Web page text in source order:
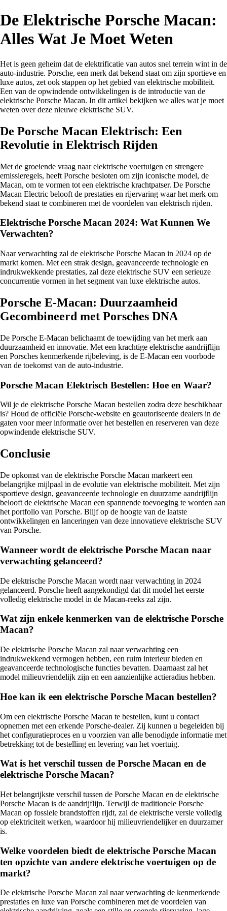
De Elektrische Porsche Macan:
Alles Wat Je Moet Weten
Het is geen geheim dat de elektrificatie van autos snel terrein wint in de
auto-industrie. Porsche, een merk dat bekend staat om zijn sportieve en
luxe autos, zet ook stappen op het gebied van elektrische mobiliteit.
Een van de opwindende ontwikkelingen is de introductie van de
elektrische Porsche Macan. In dit artikel bekijken we alles wat je moet
weten over deze nieuwe elektrische SUV.
De Porsche Macan Elektrisch: Een
Revolutie in Elektrisch Rijden
Met de groeiende vraag naar elektrische voertuigen en strengere
emissieregels, heeft Porsche besloten om zijn iconische model, de
Macan, om te vormen tot een elektrische krachtpatser. De Porsche
Macan Electric belooft de prestaties en rijervaring waar het merk om
bekend staat te combineren met de voordelen van elektrisch rijden.
Elektrische Porsche Macan 2024: Wat Kunnen We
Verwachten?
Naar verwachting zal de elektrische Porsche Macan in 2024 op de
markt komen. Met een strak design, geavanceerde technologie en
indrukwekkende prestaties, zal deze elektrische SUV een serieuze
concurrentie vormen in het segment van luxe elektrische autos.
Porsche E-Macan: Duurzaamheid
Gecombineerd met Porsches DNA
De Porsche E-Macan belichaamt de toewijding van het merk aan
duurzaamheid en innovatie. Met een krachtige elektrische aandrijflijn
en Porsches kenmerkende rijbeleving, is de E-Macan een voorbode
van de toekomst van de auto-industrie.
Porsche Macan Elektrisch Bestellen: Hoe en Waar?
Wil je de elektrische Porsche Macan bestellen zodra deze beschikbaar
is? Houd de officiële Porsche-website en geautoriseerde dealers in de
gaten voor meer informatie over het bestellen en reserveren van deze
opwindende elektrische SUV.
Conclusie
De opkomst van de elektrische Porsche Macan markeert een
belangrijke mijlpaal in de evolutie van elektrische mobiliteit. Met zijn
sportieve design, geavanceerde technologie en duurzame aandrijflijn
belooft de elektrische Macan een spannende toevoeging te worden aan
het portfolio van Porsche. Blijf op de hoogte van de laatste
ontwikkelingen en lanceringen van deze innovatieve elektrische SUV
van Porsche.
Wanneer wordt de elektrische Porsche Macan naar
verwachting gelanceerd?
De elektrische Porsche Macan wordt naar verwachting in 2024
gelanceerd. Porsche heeft aangekondigd dat dit model het eerste
volledig elektrische model in de Macan-reeks zal zijn.
Wat zijn enkele kenmerken van de elektrische Porsche
Macan?
De elektrische Porsche Macan zal naar verwachting een
indrukwekkend vermogen hebben, een ruim interieur bieden en
geavanceerde technologische functies bevatten. Daarnaast zal het
model milieuvriendelijk zijn en een aanzienlijke actieradius hebben.
Hoe kan ik een elektrische Porsche Macan bestellen?
Om een elektrische Porsche Macan te bestellen, kunt u contact
opnemen met een erkende Porsche-dealer. Zij kunnen u begeleiden bij
het configuratieproces en u voorzien van alle benodigde informatie met
betrekking tot de bestelling en levering van het voertuig.
Wat is het verschil tussen de Porsche Macan en de
elektrische Porsche Macan?
Het belangrijkste verschil tussen de Porsche Macan en de elektrische
Porsche Macan is de aandrijflijn. Terwijl de traditionele Porsche
Macan op fossiele brandstoffen rijdt, zal de elektrische versie volledig
op elektriciteit werken, waardoor hij milieuvriendelijker en duurzamer
is.
Welke voordelen biedt de elektrische Porsche Macan
ten opzichte van andere elektrische voertuigen op de
markt?
De elektrische Porsche Macan zal naar verwachting de kenmerkende
prestaties en luxe van Porsche combineren met de voordelen van